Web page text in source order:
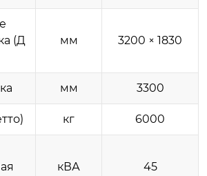
(Д
мм 3200 × 1830
мм 3300
кг 6000
кВА 45